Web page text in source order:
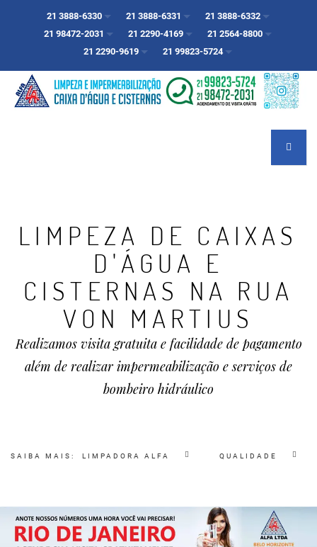
21 3888-6330 21 3888-6331
21 3888-6332
21 98472-2031
21 2290-4169
21 2564-8800
21 2290-9619
21 99823-5724
LIMPEZA DE CAIXAS
D'ÁGUA E
CISTERNAS NA RUA
VON MARTIUS
Realizamos visita gratuita e facilidade de pagamento
além de realizar impermeabilização e serviços de
bombeiro hidráulico
SAIBA MAIS: LIMPADORA ALFA QUALIDADE